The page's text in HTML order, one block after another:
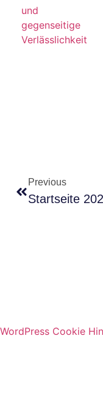
Previous
Startseite
WordPress Cookie